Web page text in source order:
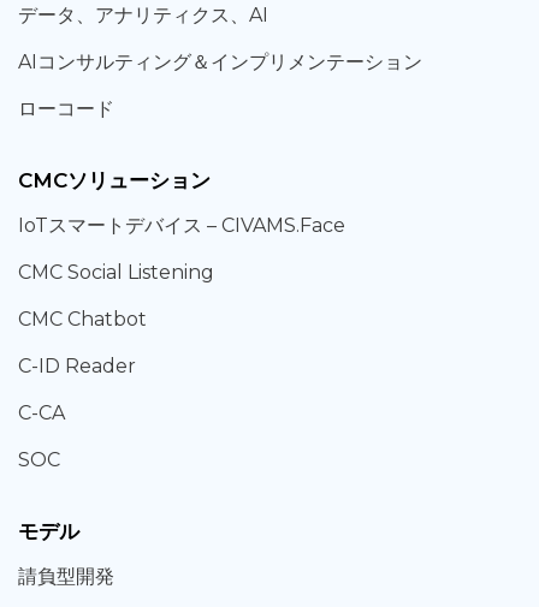
データ、 アナリティクス、 AI
AIコンサルティング＆ インプリメンテーション
ローコード
CMCソリューション
IoTスマートデバイス – CIVAMS.Face
CMC Social Listening
CMC Chatbot
C-ID Reader
C-CA
SOC
モデル
請負型開発